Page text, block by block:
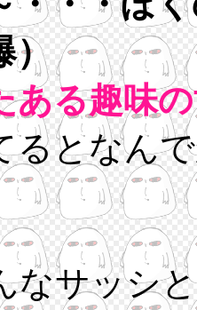
）
ある趣味
るとなん
なサッシ